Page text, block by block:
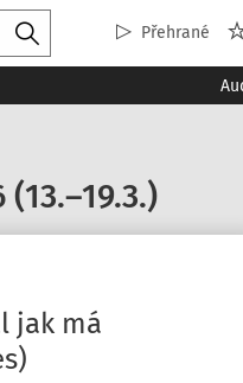
Přehrané
jak má